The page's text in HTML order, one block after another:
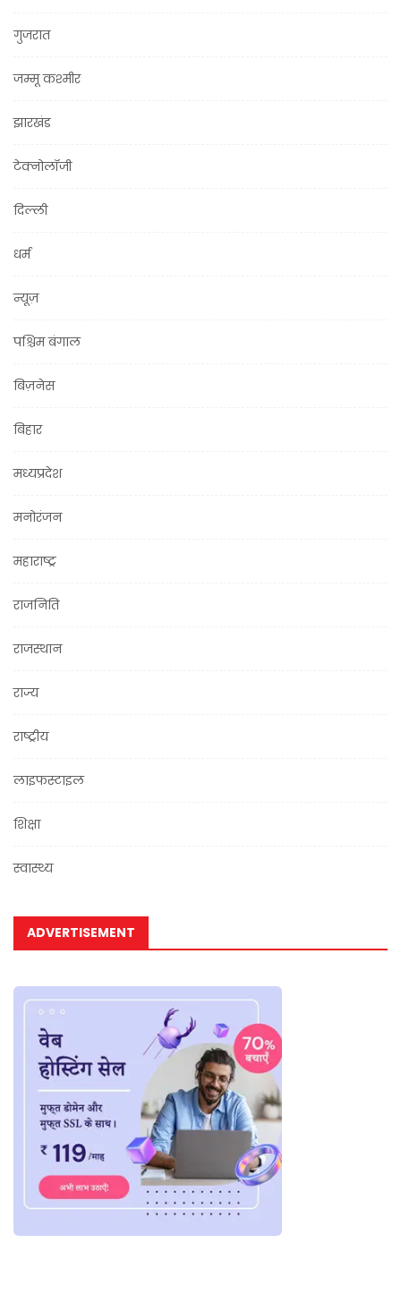
गुजरात
जम्मू कश्मीर
झारखंड
टेक्नोलॉजी
दिल्ली
धर्म
न्यूज़
पश्चिम बंगाल
बिज़नेस
बिहार
मध्यप्रदेश
मनोरंजन
महाराष्ट्र
राजनिति
राजस्थान
राज्य
राष्ट्रीय
लाइफस्टाइल
शिक्षा
स्वास्थ्य
ADVERTISEMENT